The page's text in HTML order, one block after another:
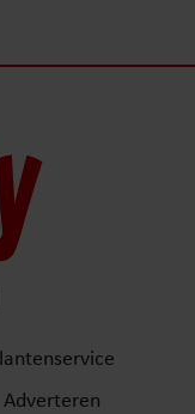
Adverteren